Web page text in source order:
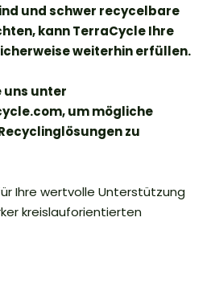
und schwer recycelbare
kann TerraCycle Ihre
weiterhin erfüllen.
uns unter
um mögliche
zu
Ihre wertvolle Unterstützung
kreislauforientierten